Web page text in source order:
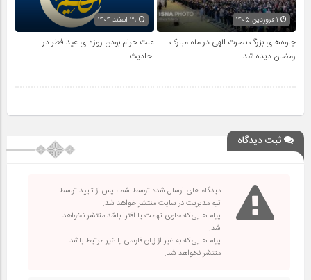
جلوه‌های بزرگ نصرت الهی در ماه مبارک
رمضان دیده شد
علت حرام بودن روزه ی عید فطر در
احادیث
ثبت دیدگاه
دیدگاه های ارسال شده توسط شما، پس از تایید توسط
تیم مدیریت در سایت منتشر خواهد شد.
پیام هایی که حاوی تهمت یا افترا باشد منتشر نخواهد
شد.
پیام هایی که به غیر از زبان فارسی یا غیر مرتبط باشد
منتشر نخواهد شد.